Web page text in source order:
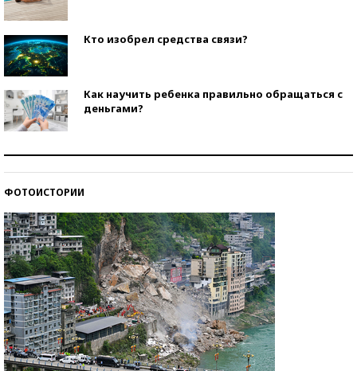
Кто изобрел средства связи?
Как научить ребенка правильно обращаться с
деньгами?
ФОТОИСТОРИИ